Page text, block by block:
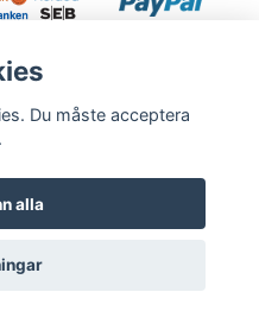
& frakt Köpvillkor
SB Ridsport
Du måste acceptera
alla